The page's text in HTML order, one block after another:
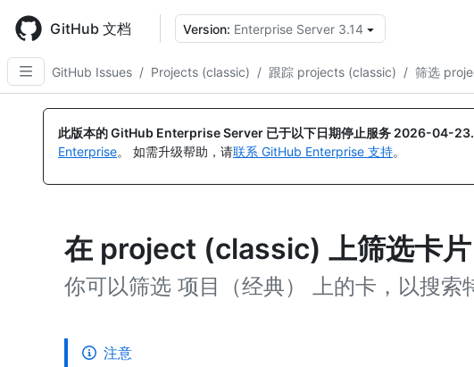
main
content
GitHub 文档 Version: Enterprise Server 3.14
GitHub Issues / Projects (classic) / 跟踪 projects (classic) / 筛选
此版本的 GitHub Enterprise Server 已于以下日期停止服务 2026-04-23.
Enterprise。 如需升级帮助，请联系 GitHub Enterprise 支持。
在 project (classic) 上筛选卡片
你可以筛选 项目（经典） 上的卡，以搜索
注意